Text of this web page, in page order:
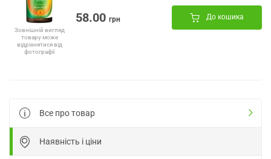
Зовнішній вигляд
товару може
відрізнятися від
фотографії
58.00 грн До кошика
Все про товар
Наявність і ціни